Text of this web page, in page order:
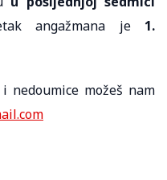
angažmana je 1.
nedoumice možeš nam